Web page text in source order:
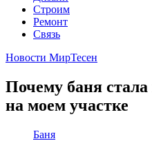
Строим
Ремонт
Связь
Новости МирТесен
Почему баня
на моем участке
Баня